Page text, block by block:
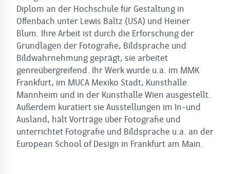
Diplom an der Hochschule für Gestaltung in
Offenbach unter Lewis Baltz (USA) und Heiner
Blum. Ihre Arbeit ist durch die Erforschung der
Grundlagen der Fotografie, Bildsprache und
Bildwahrnehmung geprägt, sie arbeitet
genreübergreifend. Ihr Werk wurde u.a. im MMK
Frankfurt, im MUCA Mexiko Stadt, Kunsthalle
Mannheim und in der Kunsthalle Wien ausgestellt.
Außerdem kuratiert sie Ausstellungen im In-und
Ausland, hält Vorträge über Fotografie und
unterrichtet Fotografie und Bildsprache u.a. an der
European School of Design in Frankfurt am Main.